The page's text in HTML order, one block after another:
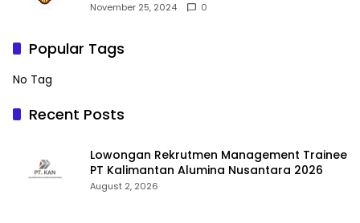
November 25, 2024 0
Popular Tags
No Tag
Recent Posts
Lowongan Rekrutmen Management Trainee
PT Kalimantan Alumina Nusantara 2026
August 2, 2026